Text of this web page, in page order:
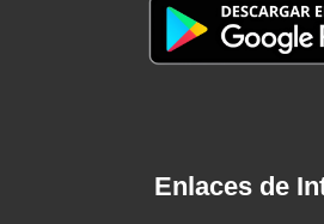
Enlaces de